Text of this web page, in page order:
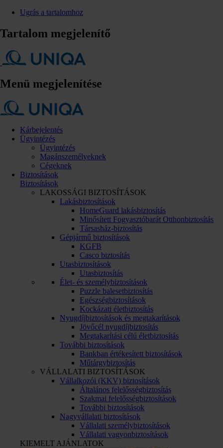
Ugrás a tartalomhoz
Tartalom megjelenítő
Menü megjelenítése
Kárbejelentés
Ügyintézés
Ügyintézés
Magánszemélyeknek
Cégeknek
Biztosítások
Biztosítások
LAKOSSÁGI BIZTOSÍTÁSOK
Lakásbiztosítások
HomeGuard lakásbiztosítás
Minősített Fogyasztóbarát Otthonbiztosítás
Társasház-biztosítás
Gépjármű biztosítások
KGFB
Casco biztosítás
Utasbiztosítások
Utasbiztosítás
Élet- és személybiztosítások
Puzzle balesetbiztosítás
Egészségbiztosítások
Kockázati életbiztosítás
Nyugdíjbiztosítások és megtakarítások
Jövőcél nyugdíjbiztosítás
Megtakarítási célú életbiztosítás
További biztosítások
Bankban értékesített biztosítások
Műtárgybiztosítás
VÁLLALATI BIZTOSÍTÁSOK
Vállalkozói (KKV) biztosítások
Általános felelősségbiztosítás
Szakmai felelősségbiztosítások
További biztosítások
Nagyvállalati biztosítások
Vállalati személybiztosítások
Vállalati vagyonbiztosítások
KIEMELT AJÁNLATOK